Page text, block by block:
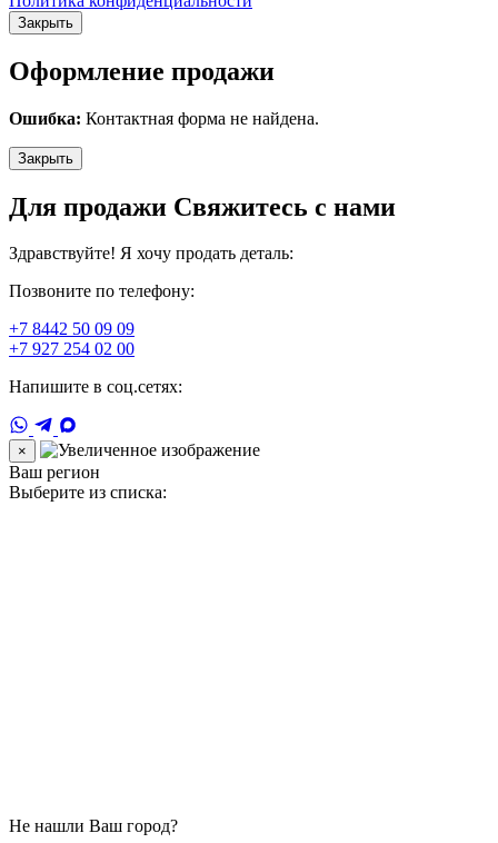
Закрыть
Оформление продажи
Ошибка: Контактная форма не найдена.
Закрыть
Для продажи Свяжитесь с нами
Здравствуйте! Я хочу продать деталь:
Позвоните по телефону:
+7 8442 50 09 09
+7 927 254 02 00
Напишите в соц.сетях:
×
Ваш регион
Выберите из списка:
Не нашли Ваш город?